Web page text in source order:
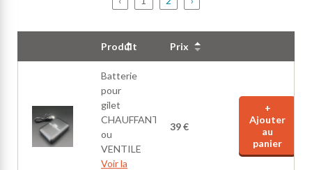
Produit Prix
Batterie
pour
gilet
CHAUFFANT
ou
VENTILE
Voir la
39 €
+
Ajouter
au
panier